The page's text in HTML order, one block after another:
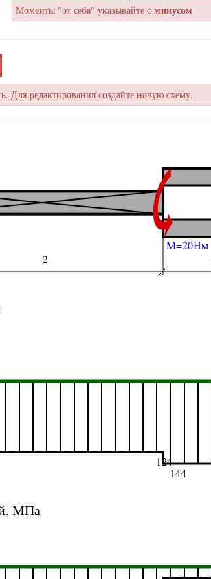
Моменты "от себя" указывайте с минусом
Для редактирования создайте новую схему.
2
M=20Нм
124
144
МПа